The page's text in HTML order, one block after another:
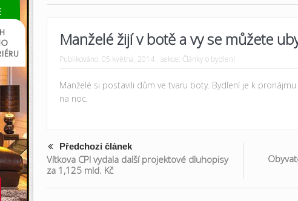
Manželé žijí v botě a vy se můžete
Publikováno: 05 května, 2014 sekce: Články o bydlení
Manželé si postavili dům ve tvaru boty. Bydlení je k
na noc.
Předchozí článek
Vítkova CPI vydala další projektové dluhopisy
za 1,125 mld. Kč